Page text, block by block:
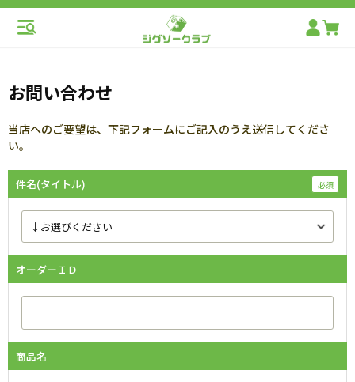
お問い合わせ
当店へのご要望は、下記フォームにご記入のうえ送信してくださ
い。
件名(タイトル)
オーダーＩＤ
商品名